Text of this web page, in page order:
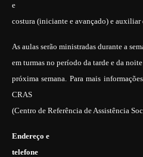
e
costura (iniciante e avançado) e auxiliar
As aulas serão ministradas durante a
em turmas no período da tarde e da
próxima semana. Para mais
CRAS
(Centro de Referência de Assistência
Endereço e
telefone